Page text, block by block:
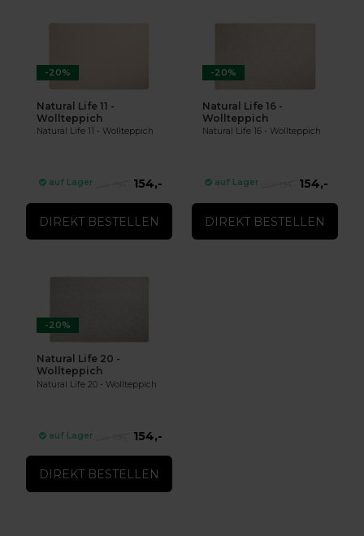
-20%
Natural Life 11 -
Wollteppich
Natural Life 11 - Wollteppich
auf Lager 154,-
DIREKT BESTELLEN
-20%
Natural Life 16 -
Wollteppich
Natural Life 16 - Wollteppich
auf Lager 154,-
DIREKT BESTELLEN
-20%
Natural Life 20 -
Wollteppich
Natural Life 20 - Wollteppich
auf Lager 154,-
DIREKT BESTELLEN